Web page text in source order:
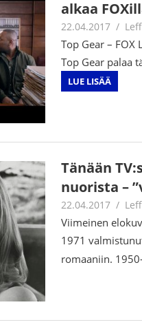
alkaa
22.04.2017
Top Gear –
Top Gear palaa
LUE LISÄÄ
Tänään
nuorista –
22.04.2017
Viimeinen
1971
romaaniin.